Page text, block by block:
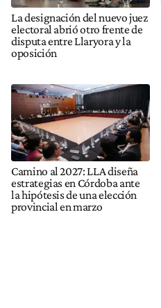
La designación del nuevo juez
electoral abrió otro frente de
disputa entre Llaryora y la
oposición
Camino al 2027: LLA diseña
estrategias en Córdoba ante
la hipótesis de una elección
provincial en marzo